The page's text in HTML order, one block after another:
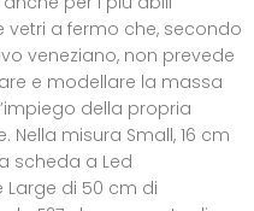
vetri a fermo che, secondo
veneziano, non prevede
e modellare la massa
della propria
misura Small, 16 cm
scheda a Led
di 50 cm di